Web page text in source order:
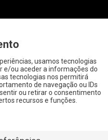
usamos tecnologias
e/ou aceder a informações do
tecnologias nos permitirá
de navegação ou IDs
ou retirar o consentimento
recursos e funções.